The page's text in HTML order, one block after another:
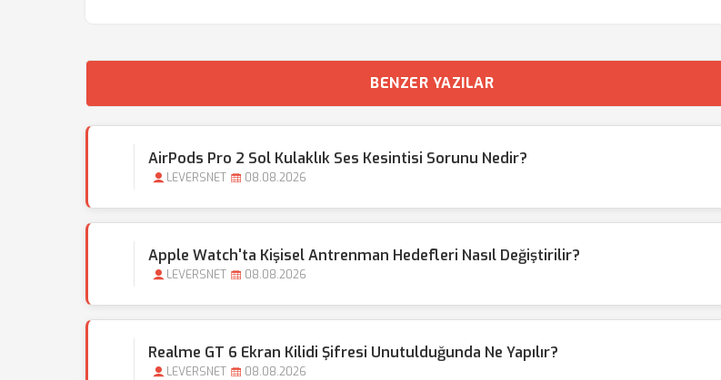
BENZER YAZILAR
AirPods Pro 2 Sol Kulaklık Ses Kesintisi Sorunu Nedir?
LEVERSNET 08.08.2026
Apple Watch'ta Kişisel Antrenman Hedefleri Nasıl Değiştirilir?
LEVERSNET 08.08.2026
Realme GT 6 Ekran Kilidi Şifresi Unutulduğunda Ne Yapılır?
LEVERSNET 08.08.2026